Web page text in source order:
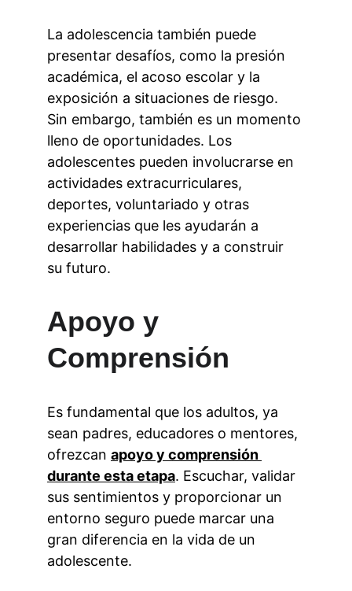
La adolescencia también puede
presentar desafíos, como la presión
académica, el acoso escolar y la
exposición a situaciones de riesgo.
Sin embargo, también es un momento
lleno de oportunidades. Los
adolescentes pueden involucrarse en
actividades extracurriculares,
deportes, voluntariado y otras
experiencias que les ayudarán a
desarrollar habilidades y a construir
su futuro.
Apoyo y
Comprensión
Es fundamental que los adultos, ya
sean padres, educadores o mentores,
ofrezcan apoyo y comprensión
durante esta etapa. Escuchar, validar
sus sentimientos y proporcionar un
entorno seguro puede marcar una
gran diferencia en la vida de un
adolescente.